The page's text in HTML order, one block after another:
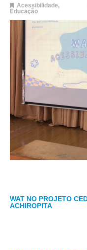
Acessibilidade,
Educação
WAT NO PROJETO
ACHIROPITA